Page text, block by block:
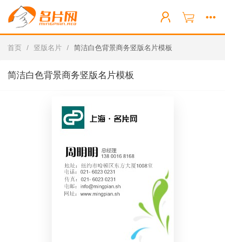
首页 / 竖版名片 / 简洁白色背景商务竖版名片模板
简洁白色背景商务竖版名片模板